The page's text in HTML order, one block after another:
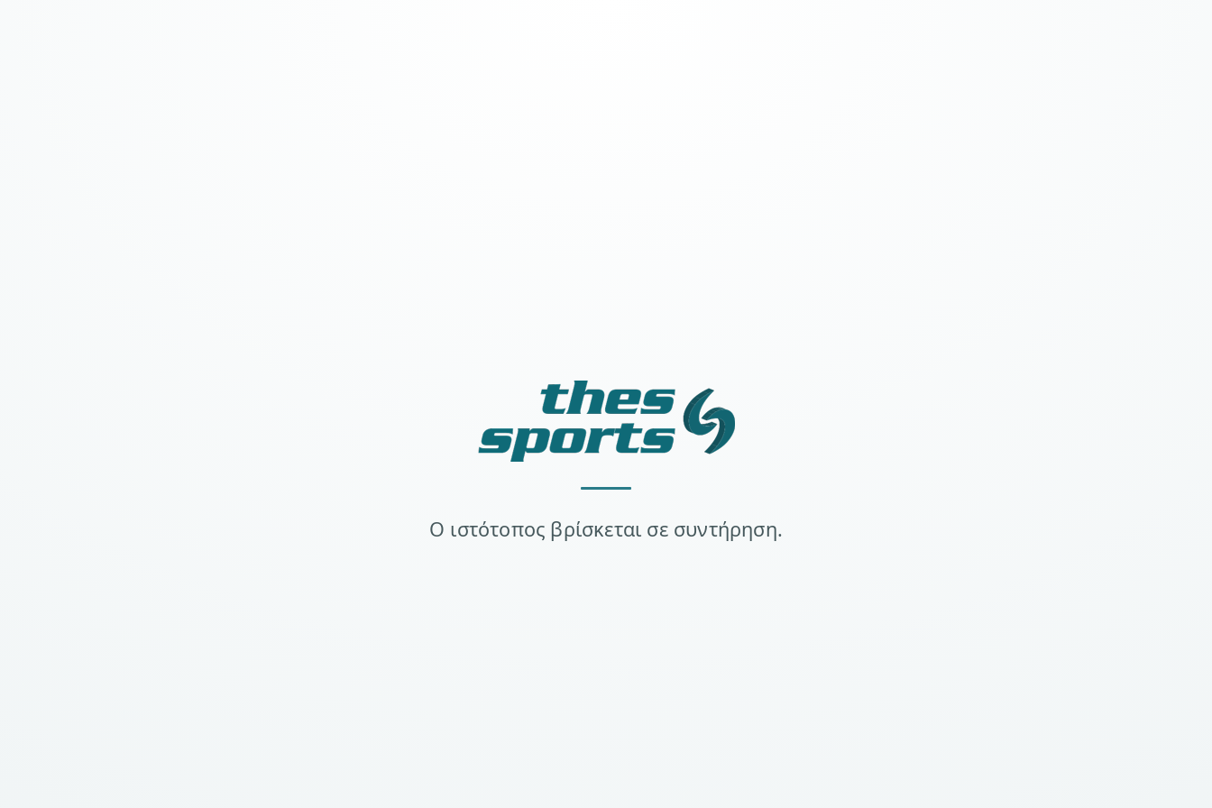
Ο ιστότοπος βρίσκεται σε συντήρηση.